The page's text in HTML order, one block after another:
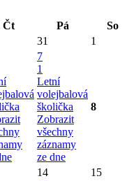
Čt Pá
So
31
1
7
1
Letní
volejbalová
školička
Zobrazit
všechny
záznamy
ze dne
8
14 15